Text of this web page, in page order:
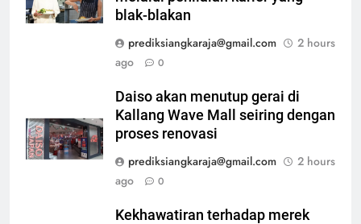
blak-blakan
prediksiangkaraja@gmail.com
2 hours
ago
0
Daiso akan menutup gerai di
Kallang Wave Mall seiring dengan
proses renovasi
prediksiangkaraja@gmail.com
2 hours
ago
0
Kekhawatiran terhadap merek